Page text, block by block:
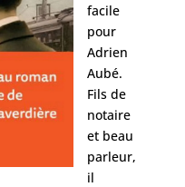
facile
pour
Adrien
Aubé.
Fils de
notaire
et beau
parleur,
il